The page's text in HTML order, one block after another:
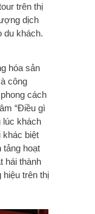
trên thị
dịch
du khách.
hóa sản
công
cách
“Điều gì
lúc khách
khác biệt
tảng hoạt
hái thành
trên thị